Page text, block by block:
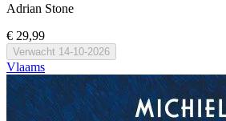
Adrian Stone
€ 29,99
Verwacht 14-10-2026
Vlaams